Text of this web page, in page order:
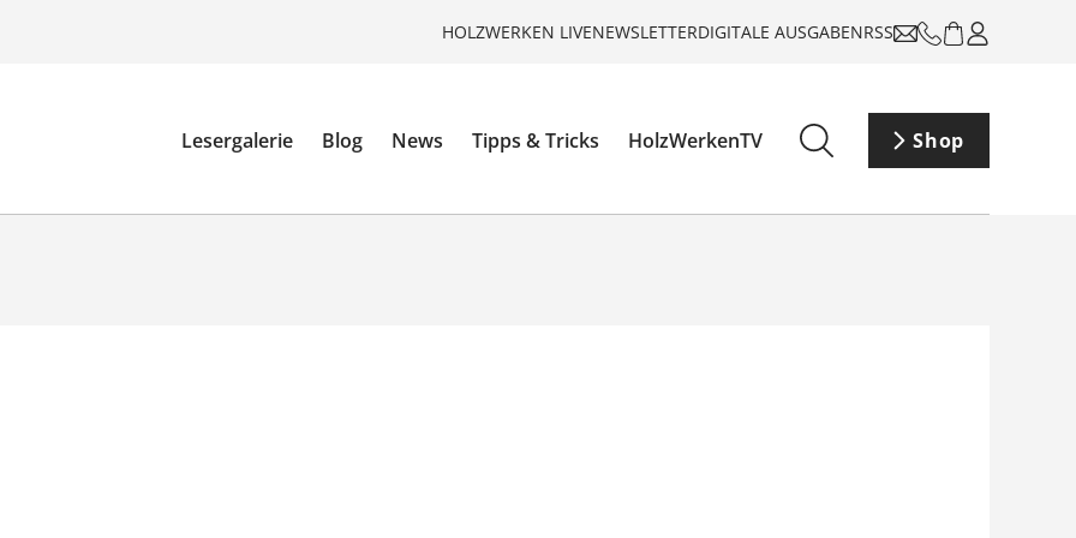
HOLZWERKEN LIVENEWSLETTERDIGITALE AUSGABENRSS
Lesergalerie Blog News Tipps & Tricks HolzWerkenTV Shop